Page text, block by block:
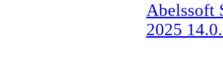
Abelssoft
2025